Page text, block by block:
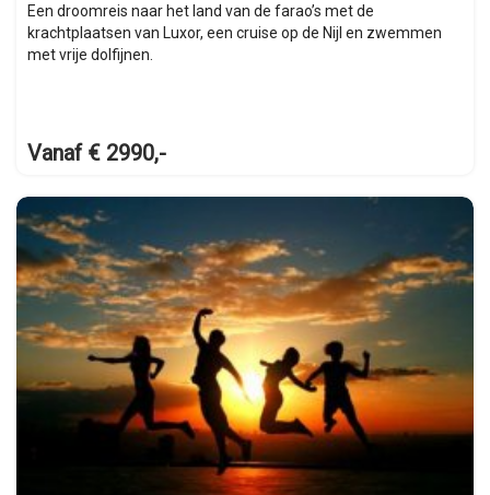
Een droomreis naar het land van de farao’s met de
krachtplaatsen van Luxor, een cruise op de Nijl en zwemmen
met vrije dolfijnen.
Vanaf € 2990,-